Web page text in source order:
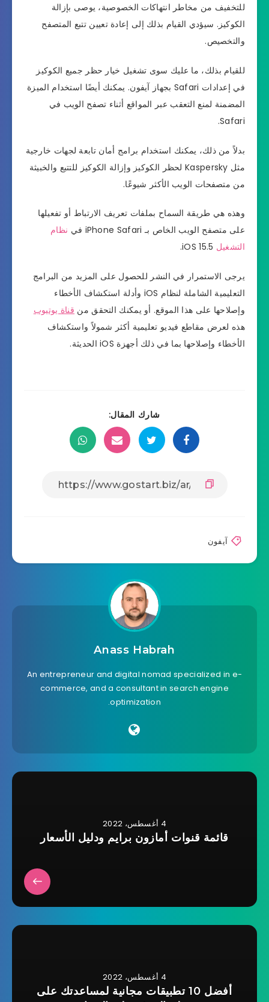
للتخفيف من مخاطر انتهاكات الخصوصية، يوصى بإزالة
الكوكيز. سيؤدي القيام بذلك إلى إعادة تعيين تتبع المتصفح
والتخصيص.
للقيام بذلك، ما عليك سوى تشغيل خيار حظر جميع الكوكيز
في إعدادات Safari بجهاز آيفون. يمكنك أيضًا استخدام الميزة
المضمنة لمنع التعقب عبر المواقع أثناء تصفح الويب في
Safari.
بدلاً من ذلك، يمكنك استخدام برامج أمان تابعة لجهات خارجية
مثل Kaspersky لحظر الكوكيز وإزالة الكوكيز للتتبع والخبيثة
من متصفحات الويب الأكثر شيوعًا.
وهذه هي طريقة السماح بملفات تعريف الارتباط أو تفعيلها
على متصفح الويب الخاص بـ iPhone Safari في
نظام
التشغيل
يرجى الاستمرار في النشر للحصول على المزيد من البرامج
التعليمية الشاملة لنظام iOS وأدلة استكشاف الأخطاء
وإصلاحها على هذا الموقع. أو يمكنك التحقق من قناة يوتيوب
هذه لعرض مقاطع فيديو تعليمية أكثر شمولاً واستكشاف
الأخطاء وإصلاحها بما في ذلك أجهزة iOS الحديثة.
شارك المقال:
آيفون
Anass Habrah
An entrepreneur and digital nomad specialized in e-
commerce, and a consultant in search engine
optimization.
4 أغسطس، 2022
قائمة قنوات أمازون برايم ودليل الأسعار
4 أغسطس، 2022
أفضل 10 تطبيقات مجانية لمساعدتك على